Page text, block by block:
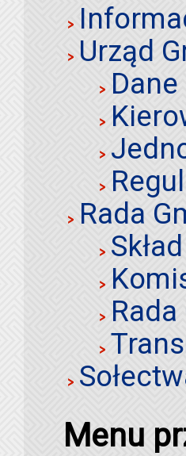
Urząd
Rada
Menu